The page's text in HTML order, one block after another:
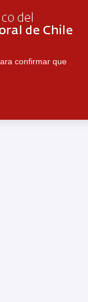
confirmar que